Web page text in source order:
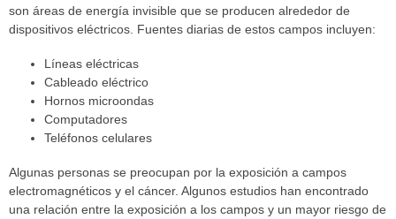
son áreas de energía invisible que se producen alrededor de
dispositivos eléctricos. Fuentes diarias de estos campos incluyen:
Líneas eléctricas
Cableado eléctrico
Hornos microondas
Computadores
Teléfonos celulares
Algunas personas se preocupan por la exposición a campos
electromagnéticos y el cáncer. Algunos estudios han encontrado
una relación entre la exposición a los campos y un mayor riesgo de